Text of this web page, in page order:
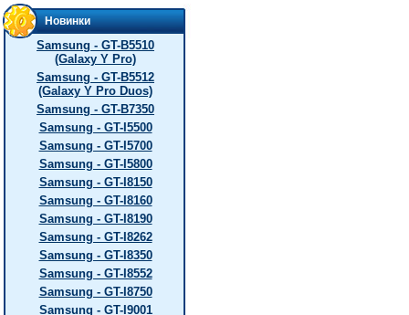
Новинки
Samsung - GT-B5510
(Galaxy Y Pro)
Samsung - GT-B5512
(Galaxy Y Pro Duos)
Samsung - GT-B7350
Samsung - GT-I5500
Samsung - GT-I5700
Samsung - GT-I5800
Samsung - GT-I8150
Samsung - GT-I8160
Samsung - GT-I8190
Samsung - GT-I8262
Samsung - GT-I8350
Samsung - GT-I8552
Samsung - GT-I8750
Samsung - GT-I9001